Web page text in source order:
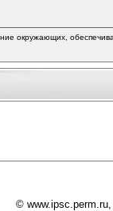
окружающих,
©